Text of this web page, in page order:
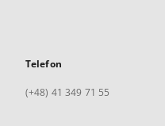
Telefon
(+48) 41 349 71 55